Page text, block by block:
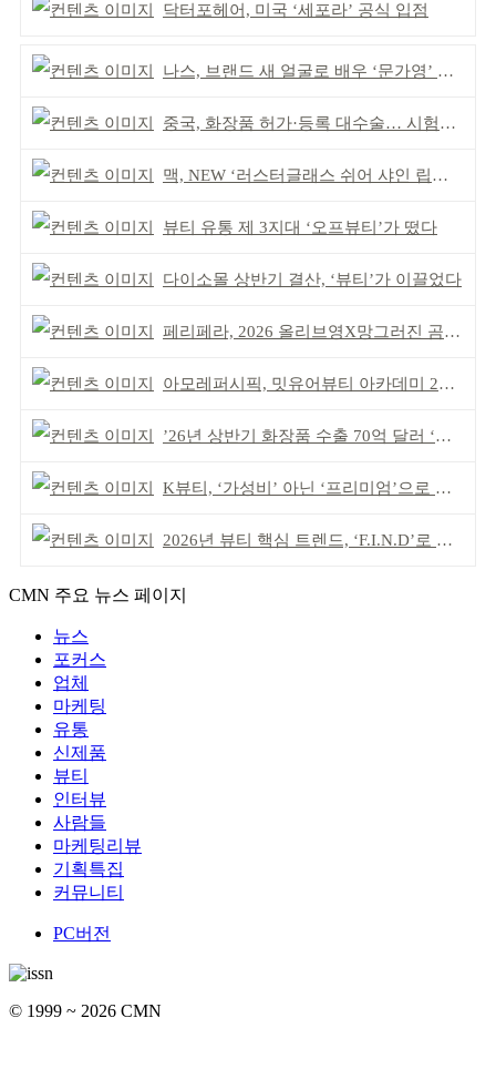
닥터포헤어, 미국 ‘세포라’ 공식 입점
나스, 브랜드 새 얼굴로 배우 ‘문가영’ 발탁
중국, 화장품 허가·등록 대수술… 시험자료 공용 허용
맥, NEW ‘러스터글래스 쉬어 샤인 립스틱’ 출시
뷰티 유통 제 3지대 ‘오프뷰티’가 떴다
다이소몰 상반기 결산, ‘뷰티’가 이끌었다
페리페라, 2026 올리브영X망그러진 곰 콜라보
아모레퍼시픽, 밋유어뷰티 아카데미 2기 발대식
’26년 상반기 화장품 수출 70억 달러 ‘역대 최고’
K뷰티, ‘가성비’ 아닌 ‘프리미엄’으로 승부걸어야
2026년 뷰티 핵심 트렌드, ‘F.I.N.D’로 읽는다
CMN 주요 뉴스 페이지
뉴스
포커스
업체
마케팅
유통
신제품
뷰티
인터뷰
사람들
마케팅리뷰
기획특집
커뮤니티
PC버전
© 1999 ~ 2026 CMN